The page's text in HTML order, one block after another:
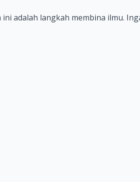
adalah langkah membina ilmu.